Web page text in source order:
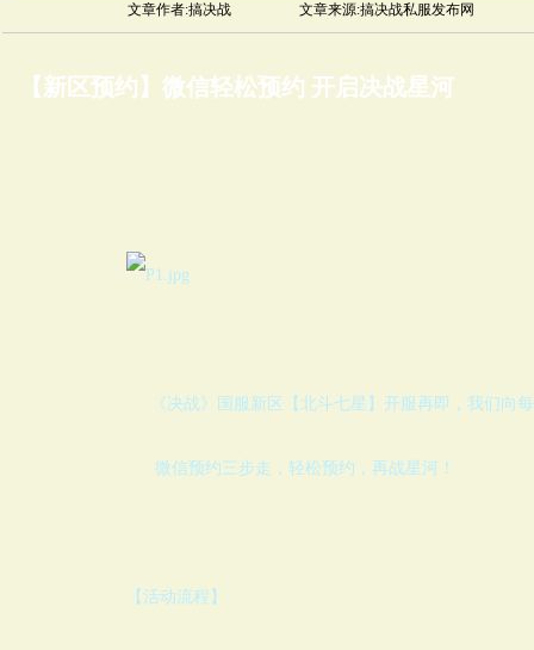
文章作者:搞决战 文章来源:搞决战私服发布网
【新区预约】微信轻松预约 开启决战星河
《决战》国服新区【北斗七星】开服再即，我们向
微信预约三步走，轻松预约，再战星河！
【活动流程】